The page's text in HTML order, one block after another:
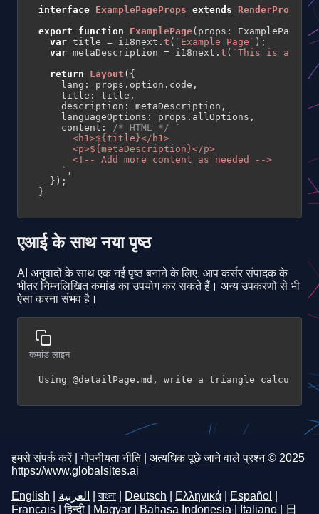
interface ExamplePageProps extends RenderProps
{}
export
function ExamplePage( props:
var title = i18next. t ( `Example Page` );
var metaDescription = i18next. t ( `This is an
return
Layout ({
lang : props. option . code ,
title : title,
description : metaDescription,
languageOptions : props. allOptions ,
content : /* HTML */
`
      <h1>
${title}</h1>
      <p>
${metaDescription}</p>
      <!-- Add more content as needed -->
    `
,
  });
}
एआई के साथ नया पृष्ठ
AI अनुवादों के साथ एक नई पृष्ठ बनाने के लिए, आप कर्सर संपादक के
भीतर निम्नलिखित कमांड का उपयोग कर सकते हैं। अन्य उपकरणों से भी
ऐसा करना संभव है।
कमांड लाइन
Using @detailPage.md, write a triangle calculator
हमसे संपर्क करें|गोपनीयता नीति| अत्यधिक पूछे जाने वाले प्रश्न© 2025
https://www.globalsites.ai
English العربية বাংলা Deutsch Ελληνικά Español
Français |हिन्दी Magyar Bahasa Indonesia Italiano 日